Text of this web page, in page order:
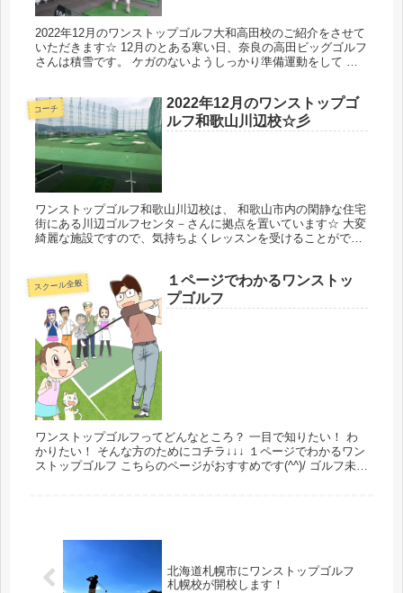
2022年12月のワンストップゴルフ大和高田校のご紹介をさせて
いただきます☆ 12月のとある寒い日、奈良の高田ビッグゴルフ
さんは積雪です。 ケガのないようしっかり準備運動をして 楽
コーチ
2022年12月のワンストップゴ
ルフ和歌山川辺校☆彡
ワンストップゴルフ和歌山川辺校は、 和歌山市内の閑静な住宅
街にある川辺ゴルフセンタ－さんに拠点を置いています☆ 大変
綺麗な施設ですので、気持ちよくレッスンを受けることができ
スクール全般
１ページでわかるワンストッ
プゴルフ
ワンストップゴルフってどんなところ？ 一目で知りたい！ わ
かりたい！ そんな方のためにコチラ↓↓↓ １ページでわかるワン
ストップゴルフ こちらのページがおすすめです(^^)/ ゴルフ未経
北海道札幌市にワンストップゴルフ
札幌校が開校します！